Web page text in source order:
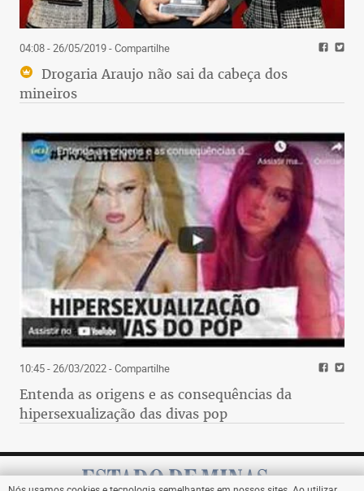
04:08 - 26/05/2019- Compartilhe
Drogaria Araujo não sai da cabeça dos
mineiros
10:45 - 26/03/2022- Compartilhe
Entenda as origens e as consequências da
hipersexualização das divas pop